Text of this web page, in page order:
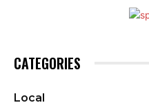
CATEGORIES
Local